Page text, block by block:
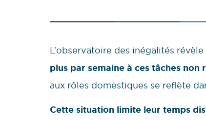
L’observatoire des inégalités révèle
plus par semaine à ces tâches non
aux rôles domestiques se reflète
Cette situation limite leur temps